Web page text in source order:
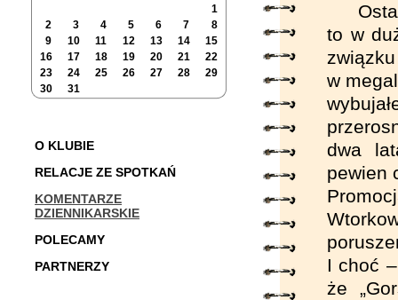
1
2
3 4 5 6 7
8
9
10 11 12 13 14
15
16
17 18 19 20 21
22
23
24 25 26 27 28
29
30
31
O KLUBIE
RELACJE ZE SPOTKAŃ
KOMENTARZE
DZIENNIKARSKIE
POLECAMY
PARTNERZY
to w
w
dwa
pewien
I choć
że